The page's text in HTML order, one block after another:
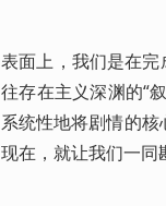
表面上，我们是在完
往存在主义深渊的“
系统性地将剧情的核
现在，就让我们一同